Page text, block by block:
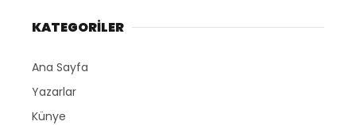
KATEGORİLER
Ana Sayfa
Yazarlar
Künye